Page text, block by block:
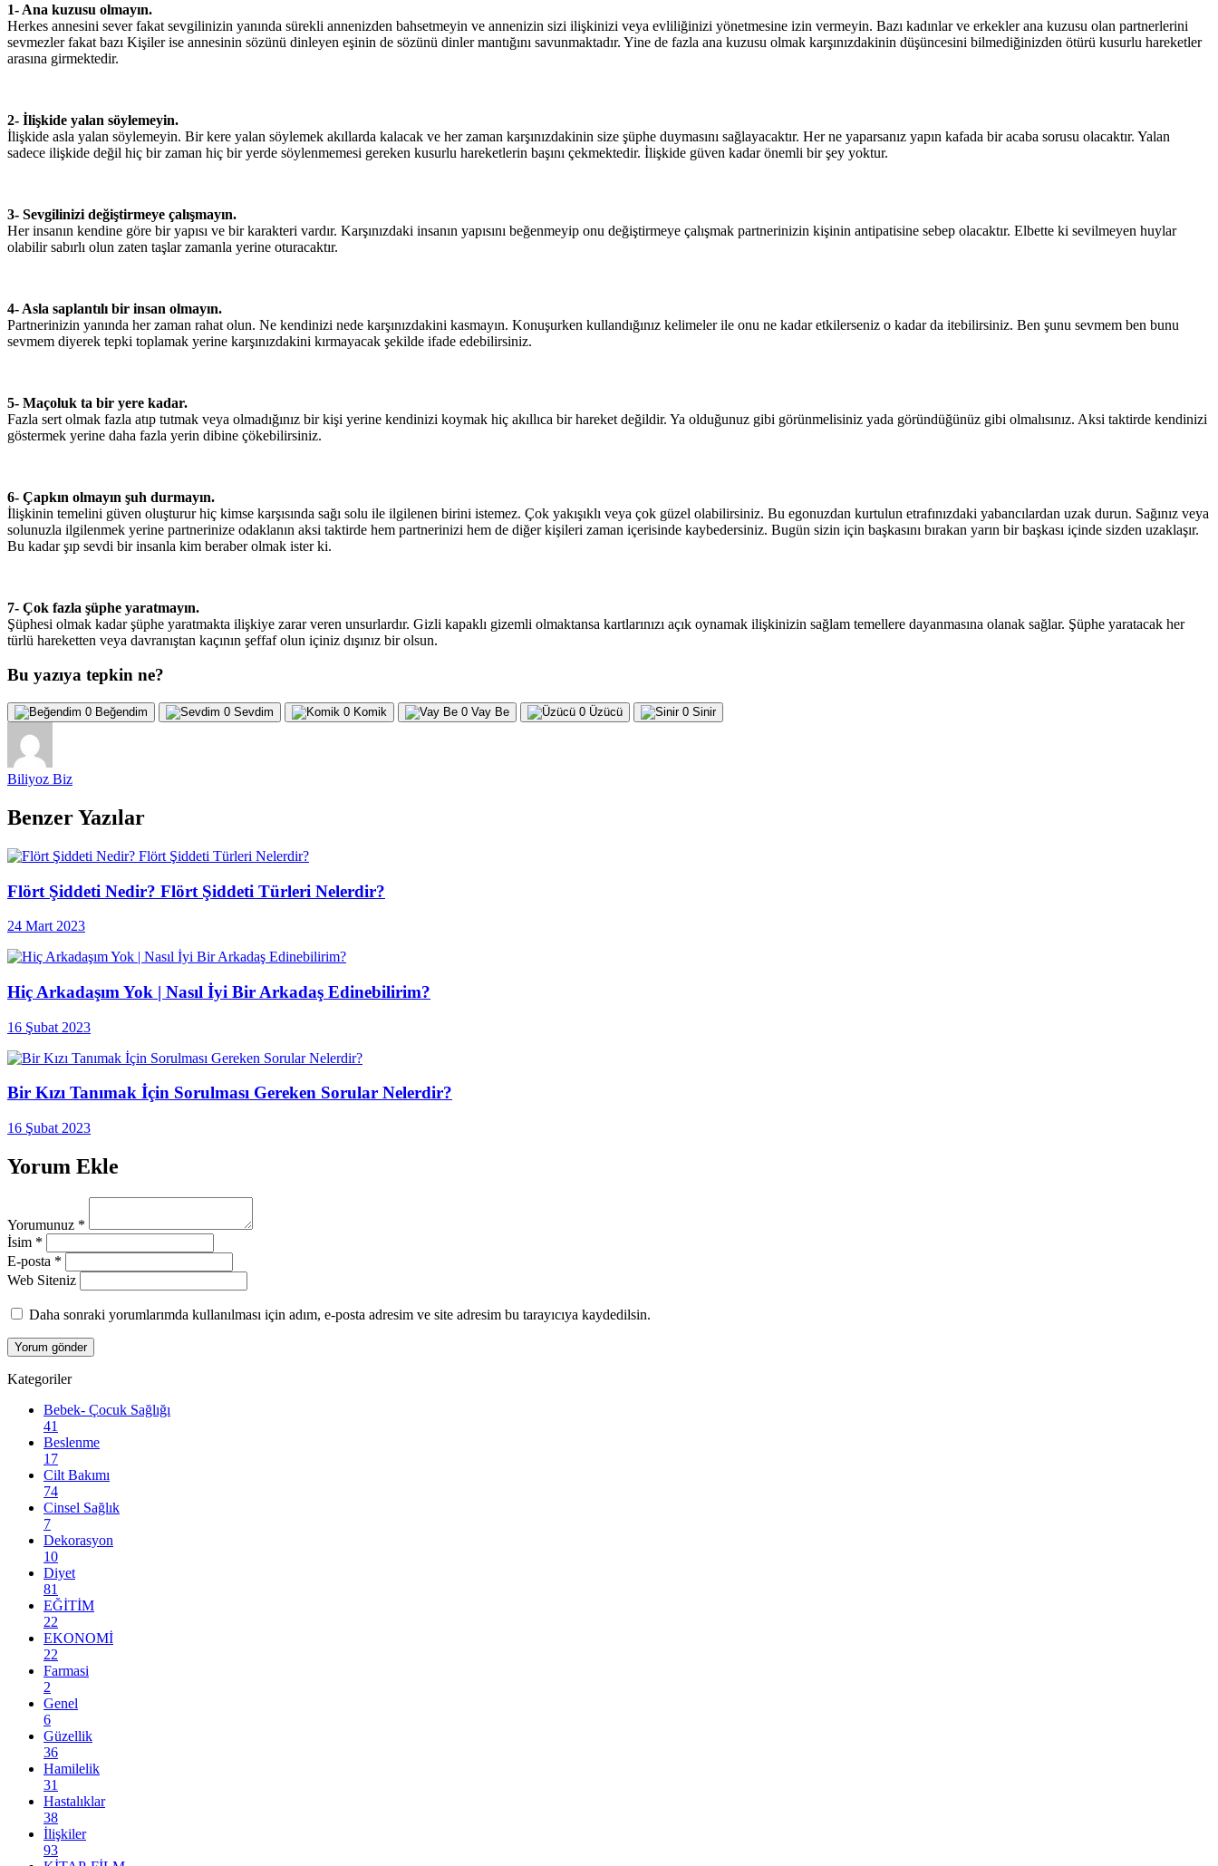
1- Ana kuzusu olmayın.
Herkes annesini sever fakat sevgilinizin yanında sürekli annenizden bahsetmeyin ve annenizin sizi ilişkinizi veya evliliğinizi yönetmesine izin vermeyin. Bazı kadınlar ve erkekler ana kuzusu olan partnerlerini
sevmezler fakat bazı Kişiler ise annesinin sözünü dinleyen eşinin de sözünü dinler mantığını savunmaktadır. Yine de fazla ana kuzusu olmak karşınızdakinin düşüncesini bilmediğinizden ötürü kusurlu hareketler
arasına girmektedir.
2- İlişkide yalan söylemeyin.
İlişkide asla yalan söylemeyin. Bir kere yalan söylemek akıllarda kalacak ve her zaman karşınızdakinin size şüphe duymasını sağlayacaktır. Her ne yaparsanız yapın kafada bir acaba sorusu olacaktır. Yalan
sadece ilişkide değil hiç bir zaman hiç bir yerde söylenmemesi gereken kusurlu hareketlerin başını çekmektedir. İlişkide güven kadar önemli bir şey yoktur.
3- Sevgilinizi değiştirmeye çalışmayın.
Her insanın kendine göre bir yapısı ve bir karakteri vardır. Karşınızdaki insanın yapısını beğenmeyip onu değiştirmeye çalışmak partnerinizin kişinin antipatisine sebep olacaktır. Elbette ki sevilmeyen huylar
olabilir sabırlı olun zaten taşlar zamanla yerine oturacaktır.
4- Asla saplantılı bir insan olmayın.
Partnerinizin yanında her zaman rahat olun. Ne kendinizi nede karşınızdakini kasmayın. Konuşurken kullandığınız kelimeler ile onu ne kadar etkilerseniz o kadar da itebilirsiniz. Ben şunu sevmem ben bunu
sevmem diyerek tepki toplamak yerine karşınızdakini kırmayacak şekilde ifade edebilirsiniz.
5- Maçoluk ta bir yere kadar.
Fazla sert olmak fazla atıp tutmak veya olmadığınız bir kişi yerine kendinizi koymak hiç akıllıca bir hareket değildir. Ya olduğunuz gibi görünmelisiniz yada göründüğünüz gibi olmalısınız. Aksi taktirde kendinizi
göstermek yerine daha fazla yerin dibine çökebilirsiniz.
6- Çapkın olmayın şuh durmayın.
İlişkinin temelini güven oluşturur hiç kimse karşısında sağı solu ile ilgilenen birini istemez. Çok yakışıklı veya çok güzel olabilirsiniz. Bu egonuzdan kurtulun etrafınızdaki yabancılardan uzak durun. Sağınız veya
solunuzla ilgilenmek yerine partnerinize odaklanın aksi taktirde hem partnerinizi hem de diğer kişileri zaman içerisinde kaybedersiniz. Bugün sizin için başkasını bırakan yarın bir başkası içinde sizden uzaklaşır.
Bu kadar şıp sevdi bir insanla kim beraber olmak ister ki.
7- Çok fazla şüphe yaratmayın.
Şüphesi olmak kadar şüphe yaratmakta ilişkiye zarar veren unsurlardır. Gizli kapaklı gizemli olmaktansa kartlarınızı açık oynamak ilişkinizin sağlam temellere dayanmasına olanak sağlar. Şüphe yaratacak her
türlü hareketten veya davranıştan kaçının şeffaf olun içiniz dışınız bir olsun.
Bu yazıya tepkin ne?
0 Beğendim 0 Sevdim 0 Komik 0 Vay Be 0 Üzücü 0 Sinir
Biliyoz Biz
Benzer Yazılar
Flört Şiddeti Nedir? Flört Şiddeti Türleri Nelerdir?
24 Mart 2023
Hiç Arkadaşım Yok | Nasıl İyi Bir Arkadaş Edinebilirim?
16 Şubat 2023
Bir Kızı Tanımak İçin Sorulması Gereken Sorular Nelerdir?
16 Şubat 2023
Yorum Ekle
Yorumunuz *
İsim *
E-posta *
Web Siteniz
Daha sonraki yorumlarımda kullanılması için adım, e-posta adresim ve site adresim bu tarayıcıya kaydedilsin.
Kategoriler
Bebek- Çocuk Sağlığı
41
Beslenme
17
Cilt Bakımı
74
Cinsel Sağlık
7
Dekorasyon
10
Diyet
81
EĞİTİM
22
EKONOMİ
22
Farmasi
2
Genel
6
Güzellik
36
Hamilelik
31
Hastalıklar
38
İlişkiler
93